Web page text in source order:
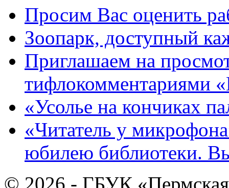
Просим Вас оценить
Зоопарк, доступный
Приглашаем на
тифлокомментариями
«Усолье на кончиках
«Читатель у
юбилею библиотеки.
© 2026 - ГБУК «Пермская